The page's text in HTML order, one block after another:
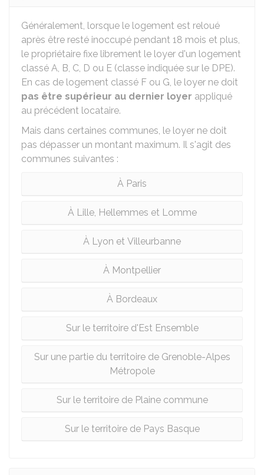
Généralement, lorsque le logement est reloué
après être resté inoccupé pendant 18 mois et plus,
le propriétaire fixe librement le loyer d'un logement
classé A, B, C, D ou E (classe indiquée sur le DPE).
En cas de logement classé F ou G, le loyer ne doit
pas être supérieur au dernier loyer appliqué
au précédent locataire.
Mais dans certaines communes, le loyer ne doit
pas dépasser un montant maximum. Il s'agit des
communes suivantes :
À Paris
À Lille, Hellemmes et Lomme
À Lyon et Villeurbanne
À Montpellier
À Bordeaux
Sur le territoire d'Est Ensemble
Sur une partie du territoire de Grenoble-Alpes
Métropole
Sur le territoire de Plaine commune
Sur le territoire de Pays Basque